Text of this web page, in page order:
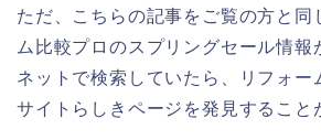
ただ、こちらの記事をご覧の方と同
ム比較プロのスプリングセール情報
ネットで検索していたら、リフォー
サイトらしきページを発見すること